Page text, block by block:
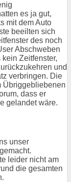
es ja gut,
mit dem Auto
beeilten sich
des noch
Abschweben
Zeitfenster,
und
verbringen. Die
Übriggebliebenen
dass er
gelandet wäre.
unser
leider nicht am
die gesamten